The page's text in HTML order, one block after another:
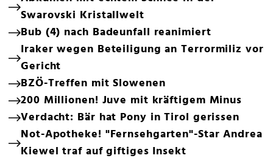
Swarovski Kristallwelt
Bub (4) nach Badeunfall reanimiert
Iraker wegen Beteiligung an Terrormiliz vor
Gericht
BZÖ-Treffen mit Slowenen
200 Millionen! Juve mit kräftigem Minus
Verdacht: Bär hat Pony in Tirol gerissen
Not-Apotheke! "Fernsehgarten"-Star Andrea
Kiewel traf auf giftiges Insekt